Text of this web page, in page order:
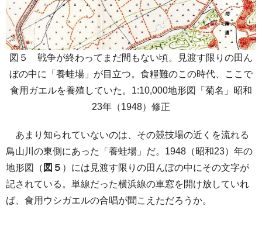
図５ 戦争が終わってまだ間もない頃。見渡す限りの田ん
ぼの中に「養蛙場」が目立つ。食糧難のこの時代、ここで
食用ガエルを養殖していた。1:10,000地形図「菊名」昭和
23年（1948）修正
あまり知られていないのは、その競技場の近くを流れる
鳥山川の東側にあった「養蛙場」だ。1948（昭和23）年の
地形図（ 図５ ）には見渡す限りの田んぼの中にその文字が
記されている。単線だった横浜線の車窓を開け放していれ
ば、食用ウシガエルの合唱が聞こえただろうか。